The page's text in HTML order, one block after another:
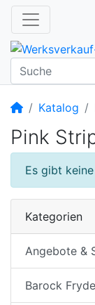
Startseite
Katalog
Pink
Es gibt
Kategorien
Angebote &
Barock